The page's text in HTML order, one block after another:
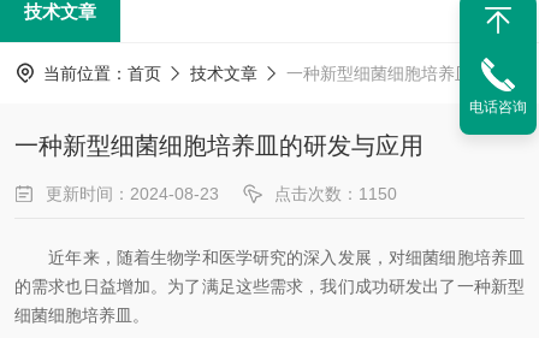
技术文章
当前位置： 首页 技术文章 一种新型细菌细胞培养皿的研发与应用
一种新型细菌细胞培养皿的研发与应用
更新时间：2024-08-23 点击次数：1150
近年来，随着生物学和医学研究的深入发展，对细菌细胞培养皿
的需求也日益增加。为了满足这些需求，我们成功研发出了一种新型
细菌细胞培养皿。
电话咨询